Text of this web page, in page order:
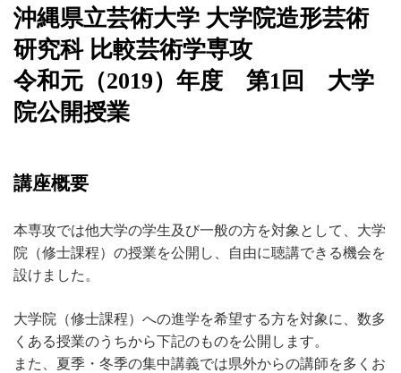
沖縄県立芸術大学 大学院造形芸術
研究科 比較芸術学専攻
令和元（2019）年度 第1回 大学
院公開授業
講座概要
本専攻では他大学の学生及び一般の方を対象として、大学
院（修士課程）の授業を公開し、自由に聴講できる機会を
設けました。
大学院（修士課程）への進学を希望する方を対象に、数多
くある授業のうちから下記のものを公開します。
また、夏季・冬季の集中講義では県外からの講師を多くお